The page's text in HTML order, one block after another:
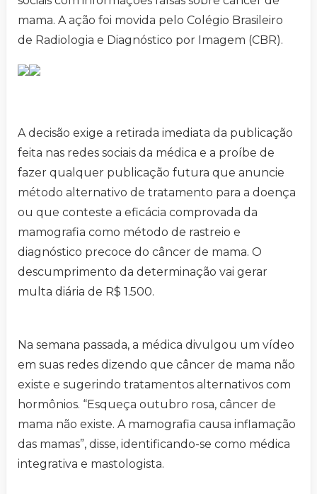
mama. A ação foi movida pelo Colégio Brasileiro
de Radiologia e Diagnóstico por Imagem (CBR).
A decisão exige a retirada imediata da publicação
feita nas redes sociais da médica e a proíbe de
fazer qualquer publicação futura que anuncie
método alternativo de tratamento para a doença
ou que conteste a eficácia comprovada da
mamografia como método de rastreio e
diagnóstico precoce do câncer de mama. O
descumprimento da determinação vai gerar
multa diária de R$ 1.500.
Na semana passada, a médica divulgou um vídeo
em suas redes dizendo que câncer de mama não
existe e sugerindo tratamentos alternativos com
hormônios. “Esqueça outubro rosa, câncer de
mama não existe. A mamografia causa inflamação
das mamas”, disse, identificando-se como médica
integrativa e mastologista.